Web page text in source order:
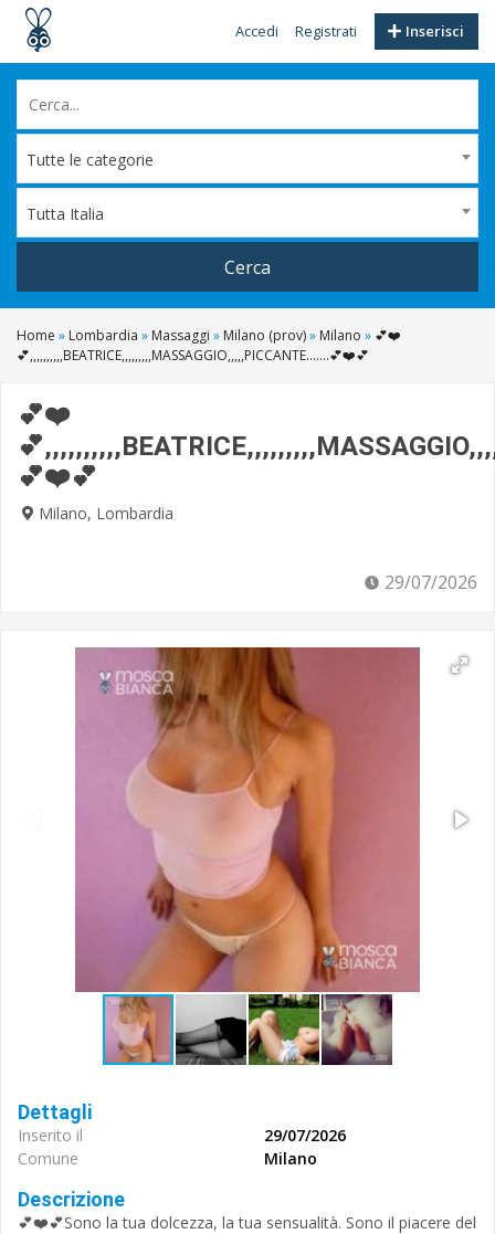
Inserisci
Accedi Registrati
Tutte le categorie
Tutta Italia
Cerca
Home » Lombardia » Massaggi » Milano (prov)» Milano » 💕❤️
💕,,,,,,,,,,BEATRICE,,,,,,,,,MASSAGGIO,,,,,PICCANTE.......💕❤️💕
💕❤️
💕❤️💕
Milano, Lombardia
29/07/2026
Dettagli
Inserito il
29/07/2026
Comune
Milano
Descrizione
💕❤️💕Sono la tua dolcezza, la tua sensualità. Sono il piacere del